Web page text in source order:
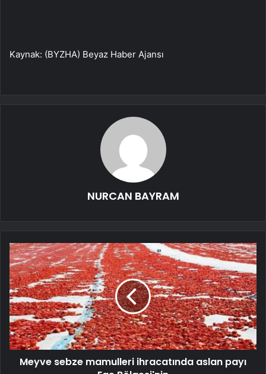
Kaynak: (BYZHA) Beyaz Haber Ajansı
NURCAN BAYRAM
Meyve sebze mamulleri ihracatında aslan payı